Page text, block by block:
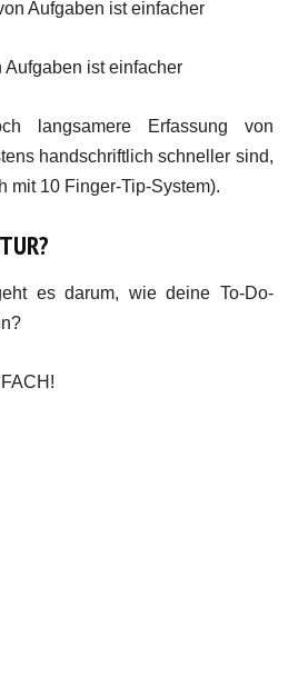
Aufgaben ist einfacher
ist einfacher
langsamere Erfassung von
handschriftlich schneller sind,
mit 10 Finger-Tip-System).
es darum, wie deine To-Do-